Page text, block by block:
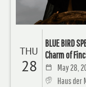
THU
28
BLUE BIRD
Charm of
May 28,
Haus der